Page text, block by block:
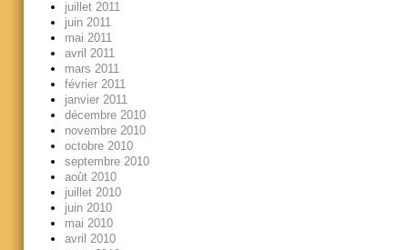
juillet 2011
juin 2011
mai 2011
avril 2011
mars 2011
février 2011
janvier 2011
décembre 2010
novembre 2010
octobre 2010
septembre 2010
août 2010
juillet 2010
juin 2010
mai 2010
avril 2010